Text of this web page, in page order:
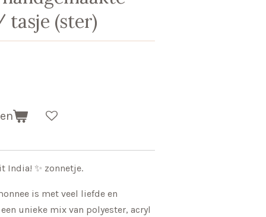
(ster)
India! ✨ zonnetje.
is met veel liefde en
unieke mix van polyester, acryl